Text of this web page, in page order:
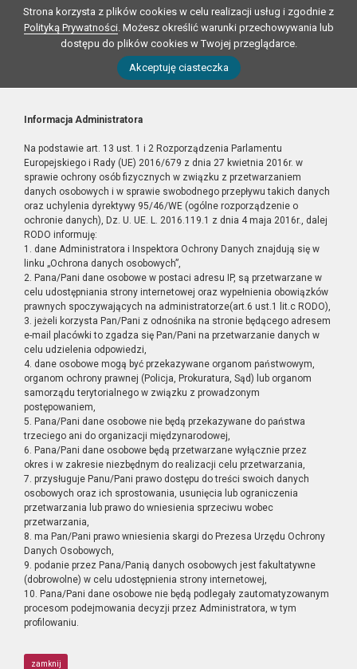
Strona korzysta z plików cookies w celu realizacji usług i zgodnie z
Polityką Prywatności. Możesz określić warunki przechowywania lub
dostępu do plików cookies w Twojej przeglądarce.
Akceptuję ciasteczka
Informacja Administratora
Na podstawie art. 13 ust. 1 i 2 Rozporządzenia Parlamentu
Europejskiego i Rady (UE) 2016/679 z dnia 27 kwietnia 2016r. w
sprawie ochrony osób fizycznych w związku z przetwarzaniem
danych osobowych i w sprawie swobodnego przepływu takich danych
oraz uchylenia dyrektywy 95/46/WE (ogólne rozporządzenie o
ochronie danych), Dz. U. UE. L. 2016.119.1 z dnia 4 maja 2016r., dalej
RODO informuję:
1. dane Administratora i Inspektora Ochrony Danych znajdują się w
linku „Ochrona danych osobowych”,
2. Pana/Pani dane osobowe w postaci adresu IP, są przetwarzane w
celu udostępniania strony internetowej oraz wypełnienia obowiązków
prawnych spoczywających na administratorze(art.6 ust.1 lit.c RODO),
3. jeżeli korzysta Pan/Pani z odnośnika na stronie będącego adresem
e-mail placówki to zgadza się Pan/Pani na przetwarzanie danych w
celu udzielenia odpowiedzi,
4. dane osobowe mogą być przekazywane organom państwowym,
organom ochrony prawnej (Policja, Prokuratura, Sąd) lub organom
samorządu terytorialnego w związku z prowadzonym
postępowaniem,
5. Pana/Pani dane osobowe nie będą przekazywane do państwa
trzeciego ani do organizacji międzynarodowej,
6. Pana/Pani dane osobowe będą przetwarzane wyłącznie przez
okres i w zakresie niezbędnym do realizacji celu przetwarzania,
7. przysługuje Panu/Pani prawo dostępu do treści swoich danych
osobowych oraz ich sprostowania, usunięcia lub ograniczenia
przetwarzania lub prawo do wniesienia sprzeciwu wobec
przetwarzania,
8. ma Pan/Pani prawo wniesienia skargi do Prezesa Urzędu Ochrony
Danych Osobowych,
9. podanie przez Pana/Panią danych osobowych jest fakultatywne
(dobrowolne) w celu udostępnienia strony internetowej,
10. Pana/Pani dane osobowe nie będą podlegały zautomatyzowanym
procesom podejmowania decyzji przez Administratora, w tym
profilowaniu.
zamknij